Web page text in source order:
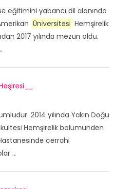
eğitimini yabancı dil alanında
Üniversitesi Hemşirelik
2017 yılında mezun oldu.
2014 yılında Yakın Doğu
Hemşirelik bölümünden
cerrahi
...